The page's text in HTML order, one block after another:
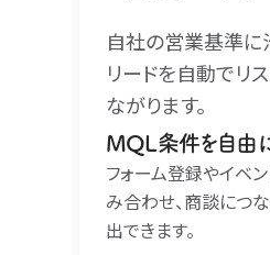
自社の営業基準に
リードを自動でリ
ながります。
MQL条件を自由
フォーム登録やイベ
み合わせ、商談につ
出できます。